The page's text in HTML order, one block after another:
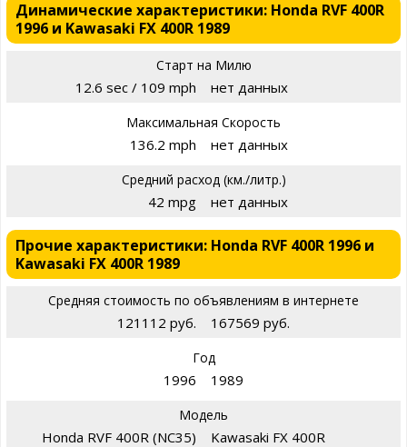
Динамические характеристики: Honda RVF 400R
1996 и Kawasaki FX 400R 1989
Старт на Милю
12.6 sec / 109 mph нет данных
Максимальная Скорость
136.2 mph нет данных
Средний расход (км./литр.)
42 mpg нет данных
Прочие характеристики: Honda RVF 400R 1996 и
Kawasaki FX 400R 1989
Средняя стоимость по объявлениям в интернете
121112 руб. 167569 руб.
Год
1996 1989
Модель
Honda RVF 400R (NC35) Kawasaki FX 400R